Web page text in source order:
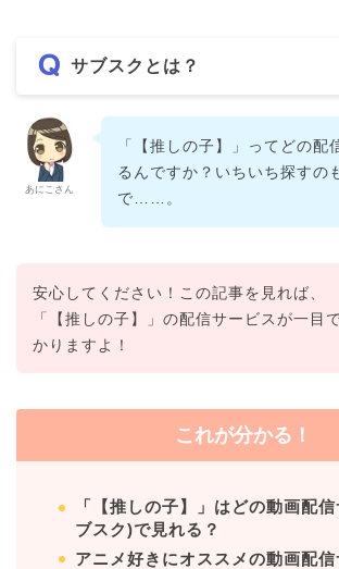
サブスクとは？
あにこさん
「【推しの子】」ってどの配
るんですか？いちいち探すの
で……。
安心してください！この記事を見れば、
「【推しの子】」の配信サービスが一目
かりますよ！
これが分かる！
「【推しの子】」はどの動画配
ブスク)で見れる？
アニメ好きにオススメの動画配信